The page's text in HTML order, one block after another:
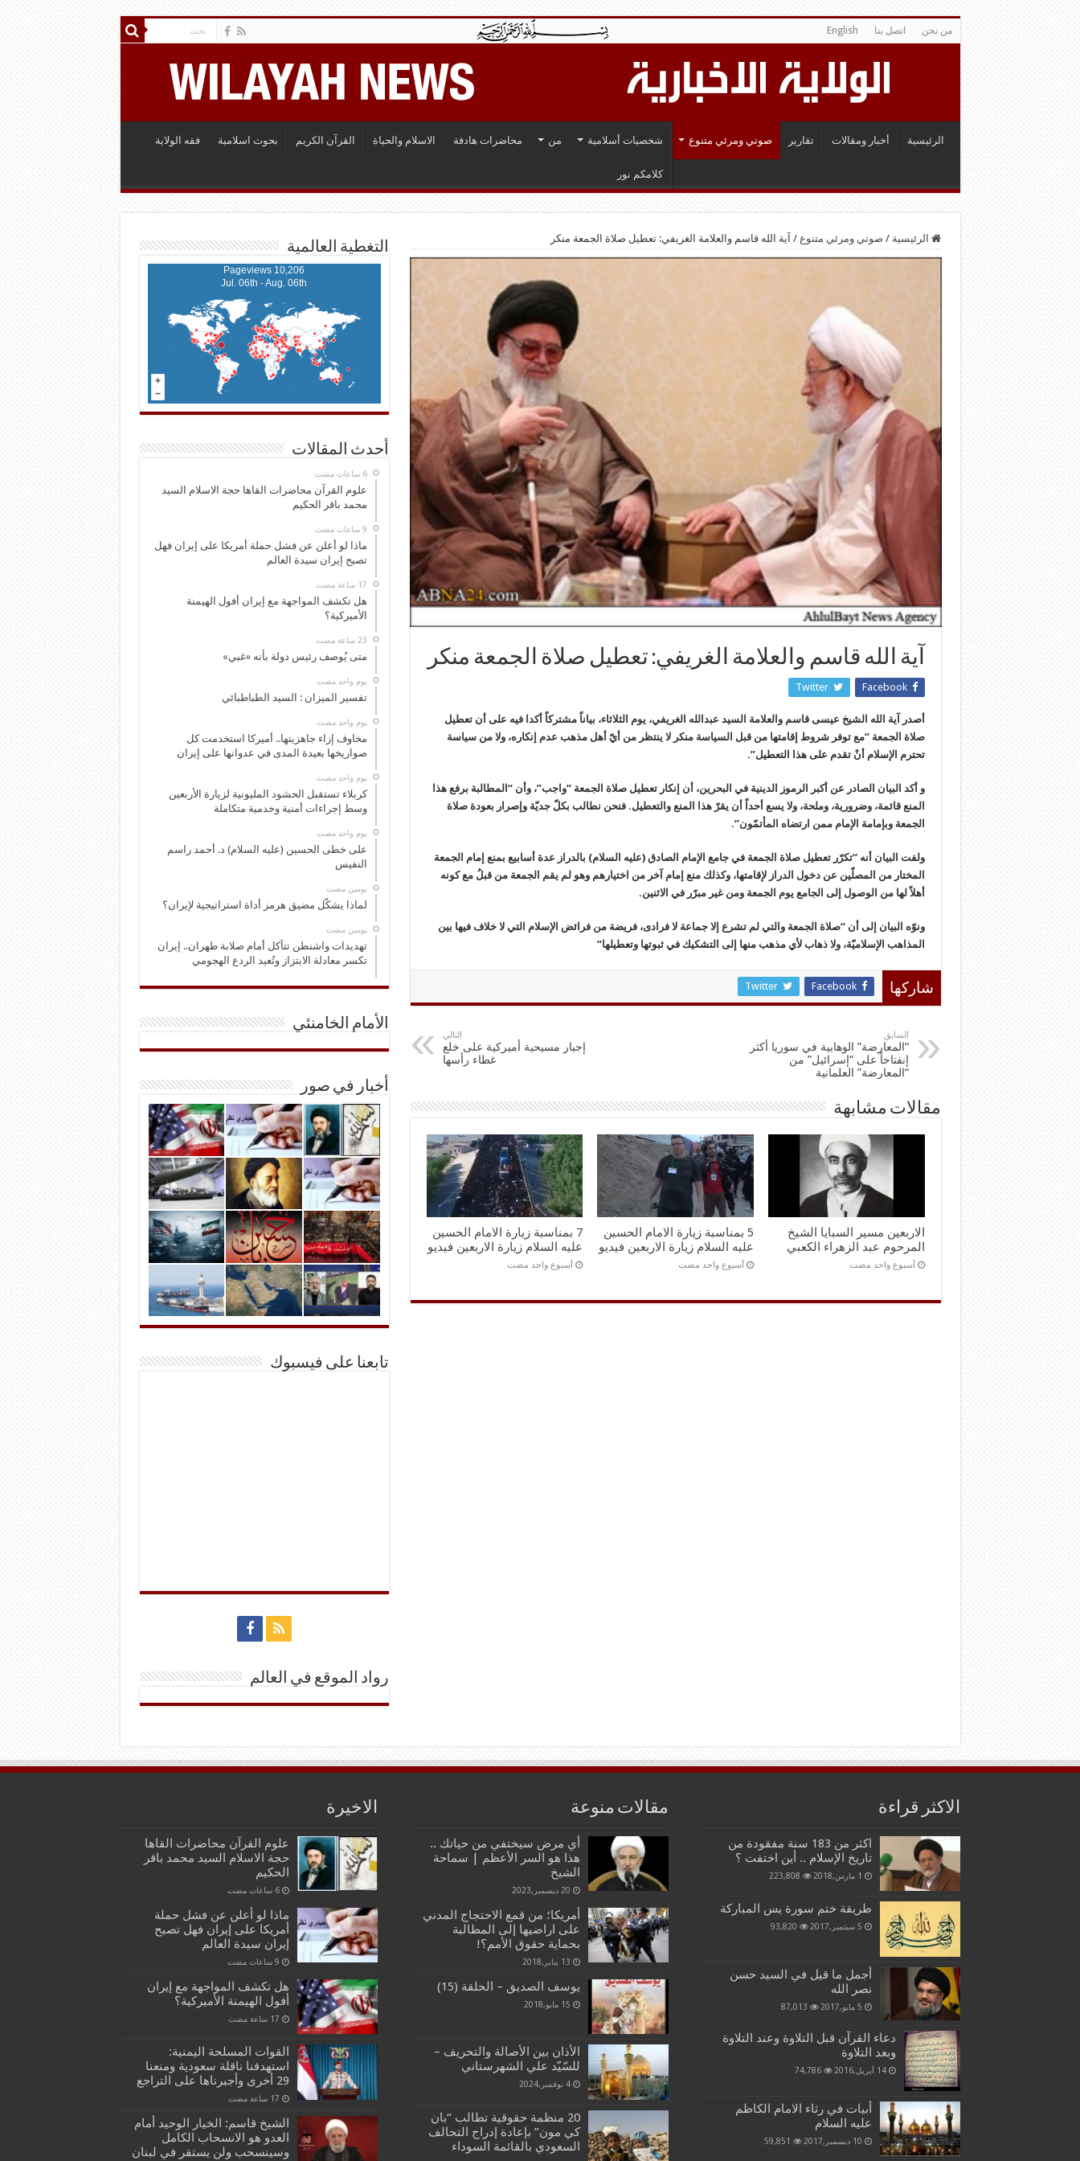
من نحن اتصل بنا English
الرئيسية أخبار ومقالات تقارير صوتي ومرئي متنوع شخصيات أسلامية من محاضرات هادفة الاسلام والحياة القرآن الكريم بحوث اسلامية فقه الولاية
كلامكم نور
الرئيسية / صوتي ومرئي متنوع / آية الله قاسم والعلامة الغريفي: تعطيل صلاة الجمعة منكر
آية الله قاسم والعلامة الغريفي: تعطيل صلاة الجمعة منكر
Facebook
Twitter
أصدر آية الله الشيخ عيسى قاسم والعلامة السيد عبدالله الغريفي، يوم الثلاثاء، بياناً مشتركاً أكدا فيه على أن تعطيل
صلاة الجمعة “مع توفر شروط إقامتها من قبل السياسة منكر لا ينتظر من أيّ أهل مذهب عدم إنكاره، ولا من سياسة
تحترم الإسلام أنْ تقدم على هذا التعطيل”.
و أكد البيان الصادر عن أكبر الرموز الدينية في البحرين، أن إنكار تعطيل صلاة الجمعة “واجب”، وأن “المطالبة برفع هذا
المنع قائمة، وضرورية، وملحة، ولا يسع أحداً أن يقرّ هذا المنع والتعطيل. فنحن نطالب بكلّ جديّة وإصرار بعودة صلاة
الجمعة وبإمامة الإمام ممن ارتضاه المأتمّون”.
ولفت البيان أنه “تكرّر تعطيل صلاة الجمعة في جامع الإمام الصادق (عليه السلام) بالدراز عدة أسابيع بمنع إمام الجمعة
المختار من المصلّين عن دخول الدراز لإقامتها، وكذلك منع إمام آخر من اختيارهم وهو لم يقم الجمعة من قبلُ مع كونه
أهلاً لها من الوصول إلى الجامع يوم الجمعة ومن غير مبرّر في الاثنين.
ونوّه البيان إلى أن “صلاة الجمعة والتي لم تشرع إلا جماعة لا فرادى، فريضة من فرائض الإسلام التي لا خلاف فيها بين
المذاهب الإسلاميّة، ولا ذهاب لأي مذهب منها إلى التشكيك في ثبوتها وتعطيلها”
شاركها Facebook
Twitter
السابق
“المعارضة” الوهابية في سوريا أكثر
إنفتاحاً على “إسرائيل” من
“المعارضة” العلمانية
التالي
إجبار مسيحية أميركية على خلع
غطاء رأسها
مقالات مشابهة
الاربعين مسير السبايا الشيخ
المرحوم عبد الزهراء الكعبي
‏أسبوع واحد مضت
5 بمناسبة زيارة الامام الحسين
عليه السلام زيارة الاربعين فيديو
‏أسبوع واحد مضت
7 بمناسبة زيارة الامام الحسين
عليه السلام زيارة الاربعين فيديو
‏أسبوع واحد مضت
التغطية العالمية
10,206 Pageviews
Jul. 06th - Aug. 06th
أحدث المقالات
‏6 ساعات مضت
علوم القرآن محاضرات القاها حجة الاسلام السيد
محمد باقر الحكيم
ماذا لو أعلن عن فشل حملة أمريكا على إيران فهل
تصبح إيران سيدة العالم
هل تكشف المواجهة مع إيران أفول الهيمنة
الأميركية؟
متى يُوصف رئيس دولة بأنه «غبي»
‏يوم واحد مضت
تفسير الميزان : السيد الطباطبائي
‏يوم واحد مضت
مخاوف إزاء جاهزيتها.. أميركا استخدمت كل
صواريخها بعيدة المدى في عدوانها على إيران
‏يوم واحد مضت
كربلاء تستقبل الحشود المليونية لزيارة الأربعين
وسط إجراءات أمنية وخدمية متكاملة
‏يوم واحد مضت
على خطى الحسين (عليه السلام) د. أحمد راسم
النفيس
‏يومين مضت
لماذا يشكّل مضيق هرمز أداة استراتيجية لإيران؟
‏يومين مضت
تهديدات واشنطن تتآكل أمام صلابة طهران.. إيران
تكسر معادلة الابتزاز وتُعيد الردع الهجومي
الأمام الخامنئي
أخبار في صور
تابعنا على فيسبوك
رواد الموقع في العالم
الاكثر قراءة
اكثر من 183 سنة مفقودة من
تاريخ الإسلام .. أين اختفت ؟
1 مارس,2018 223,808
طريقة ختم سورة يس المباركة
5 سبتمبر,2017 93,820
أجمل ما قيل في السيد حسن
نصر الله
5 مايو,2017 87,013
دعاء القرآن قبل التلاوة وعند التلاوة
وبعد التلاوة
14 أبريل,2016 74,786
أبيات في رثاء الامام الكاظم
عليه السلام
10 ديسمبر,2017 59,851
مقالات منوعة
أي مرض سيختفي من حياتك ..
هذا هو السر الأعظم | سماحة
الشيخ
20 ديسمبر,2023
أمريكا؛ من قمع الاحتجاج المدني
على اراضيها إلى المطالبة
بحماية حقوق الأمم؟!
13 يناير,2018
يوسف الصديق – الحلقة (15)
15 مايو,2018
الأذان بين الأصالة والتحريف –
للسّيّد علي الشهرستاني
4 نوفمبر,2024
20 منظمة حقوقية تطالب “بان
كي مون” بإعادة إدراج التحالف
السعودي بالقائمة السوداء
الاخيرة
علوم القرآن محاضرات القاها
حجة الاسلام السيد محمد باقر
الحكيم
ماذا لو أعلن عن فشل حملة
أمريكا على إيران فهل تصبح
إيران سيدة العالم
هل تكشف المواجهة مع إيران
أفول الهيمنة الأميركية؟
القوات المسلحة اليمنية:
استهدفنا ناقلة سعودية ومنعنا
29 أخرى وأجبرناها على التراجع
الشيخ قاسم: الخيار الوحيد أمام
العدو هو الانسحاب الكامل
وسينسحب ولن يستقر في لبنان